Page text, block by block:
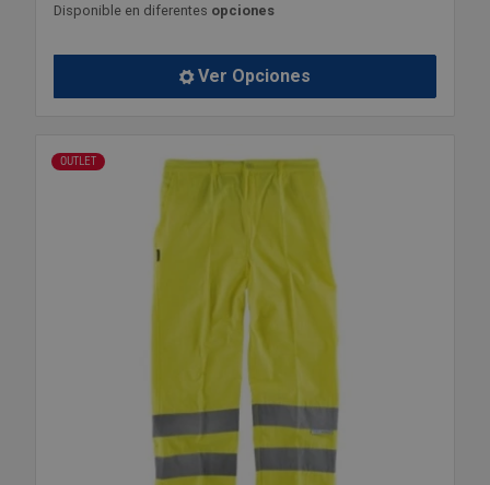
Disponible en diferentes opciones
Ver Opciones
OUTLET